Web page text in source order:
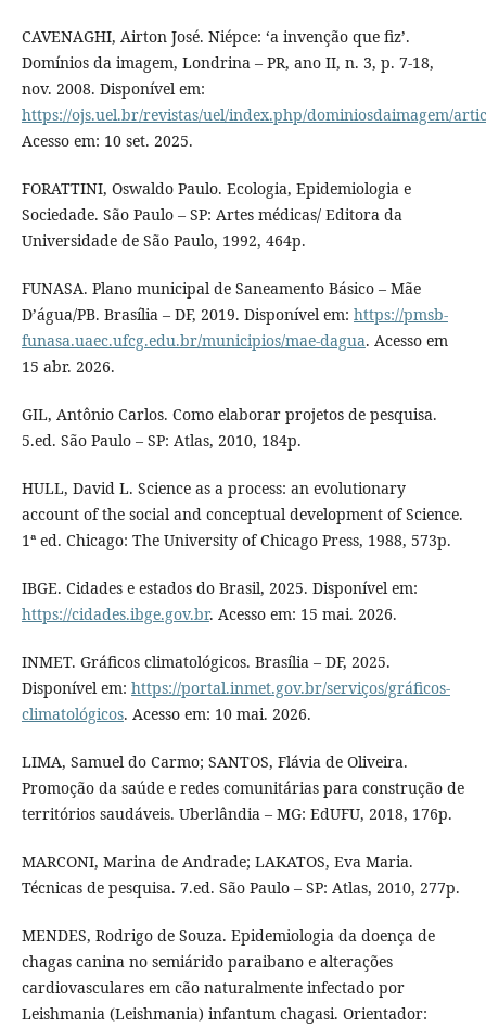
CAVENAGHI, Airton José. Niépce: ‘a invenção que fiz’.
Domínios da imagem, Londrina – PR, ano II, n. 3, p. 7-18,
nov. 2008. Disponível em:
https://ojs.uel.br/revistas/uel/index.php/dominiosdaimagem/
Acesso em: 10 set. 2025.
FORATTINI, Oswaldo Paulo. Ecologia, Epidemiologia e
Sociedade. São Paulo – SP: Artes médicas/ Editora da
Universidade de São Paulo, 1992, 464p.
FUNASA. Plano municipal de Saneamento Básico – Mãe
D’água/PB. Brasília – DF, 2019. Disponível em: https://pmsb-
funasa.uaec.ufcg.edu.br/municipios/mae-dagua. Acesso em
15 abr. 2026.
GIL, Antônio Carlos. Como elaborar projetos de pesquisa.
5.ed. São Paulo – SP: Atlas, 2010, 184p.
HULL, David L. Science as a process: an evolutionary
account of the social and conceptual development of Science.
1ª ed. Chicago: The University of Chicago Press, 1988, 573p.
IBGE. Cidades e estados do Brasil, 2025. Disponível em:
https://cidades.ibge.gov.br. Acesso em: 15 mai. 2026.
INMET. Gráficos climatológicos. Brasília – DF, 2025.
Disponível em: https://portal.inmet.gov.br/serviços/gráficos-
climatológicos. Acesso em: 10 mai. 2026.
LIMA, Samuel do Carmo; SANTOS, Flávia de Oliveira.
Promoção da saúde e redes comunitárias para construção de
territórios saudáveis. Uberlândia – MG: EdUFU, 2018, 176p.
MARCONI, Marina de Andrade; LAKATOS, Eva Maria.
Técnicas de pesquisa. 7.ed. São Paulo – SP: Atlas, 2010, 277p.
MENDES, Rodrigo de Souza. Epidemiologia da doença de
chagas canina no semiárido paraibano e alterações
cardiovasculares em cão naturalmente infectado por
Leishmania (Leishmania) infantum chagasi. Orientador: